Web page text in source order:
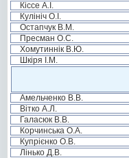
Кіссе А.І.
Кулініч О.І.
Остапчук В.М.
Пресман О.С.
Хомутиннік В.Ю.
Шкіря І.М.
Амельченко В.В.
Вітко А.Л.
Галасюк В.В.
Корчинська О.А.
Купрієнко О.В.
Лінько Д.В.